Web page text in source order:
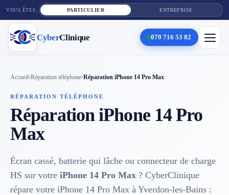
VOUS ÊTES : PARTICULIER ENTREPRISE
CyberClinique 079 716 53 82
Cyber Clinique ×
Services
Réparation téléphone
Tarifs
Blog
Accueil›Réparation téléphone›Réparation iPhone 14 Pro Max
RÉPARATION TÉLÉPHONE
Réparation iPhone 14 Pro
Max
Écran cassé, batterie qui lâche ou connecteur de charge
HS sur votre iPhone 14 Pro Max ? CyberClinique
répare votre iPhone 14 Pro Max à Yverdon-les-Bains :